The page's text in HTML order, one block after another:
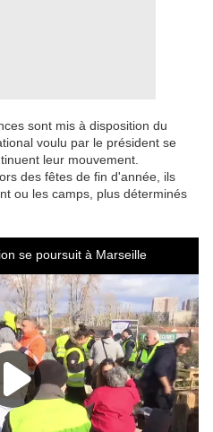
sont mis à disposition du
voulu par le président se
leur mouvement.
des fêtes de fin d'année, ils
ou les camps, plus déterminés